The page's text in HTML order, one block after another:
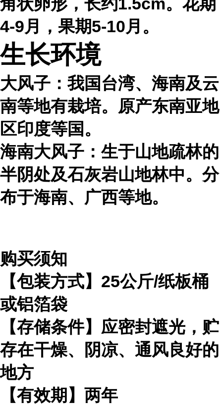
4-9月，果期5-10月。
生长环境
大风子：我国台湾、海南及云
南等地有栽培。原产东南亚地
区印度等国。
海南大风子：生于山地疏林的
半阴处及石灰岩山地林中。分
布于海南、广西等地。
购买须知
【包装方式】25公斤/纸板桶
或铝箔袋
【存储条件】应密封遮光，贮
存在干燥、阴凉、通风良好的
地方
【有效期】两年